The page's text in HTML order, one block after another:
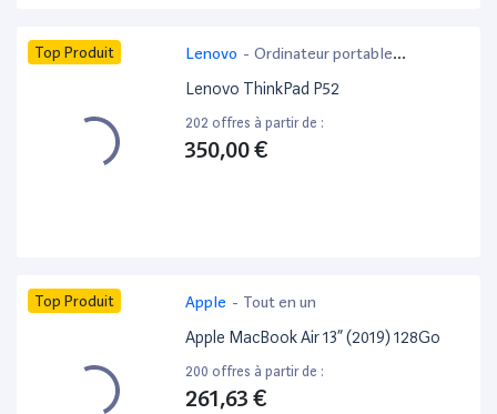
Top Produit Lenovo - Ordinateur portable
bureautique
Lenovo ThinkPad P52
202 offres à partir de :
350,00 €
Top Produit Apple - Tout en un
Apple MacBook Air 13” (2019) 128Go
200 offres à partir de :
261,63 €